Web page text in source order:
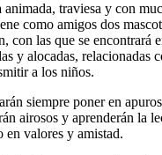
animada, traviesa y con
como amigos dos
con las que se encontrará
y alocadas, relacionadas
a los niños.
siempre poner en
airosos y aprenderán la
en valores y amistad.